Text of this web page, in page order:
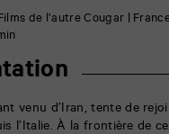
de l’autre Cougar |
venu d’Iran, tente de
l’Italie. À la frontière de